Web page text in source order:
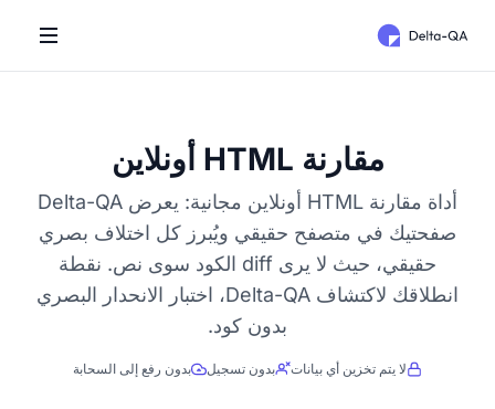
مقارنة HTML أونلاين
أداة مقارنة HTML أونلاين مجانية: يعرض Delta-QA
صفحتيك في متصفح حقيقي ويُبرز كل اختلاف بصري
حقيقي، حيث لا يرى diff الكود سوى نص. نقطة
انطلاقك لاكتشاف Delta-QA، اختبار الانحدار البصري
بدون كود.
لا يتم تخزين أي بيانات بدون تسجيل بدون رفع إلى السحابة